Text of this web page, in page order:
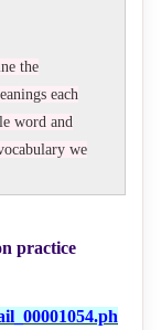
the
each
word and
we
practice